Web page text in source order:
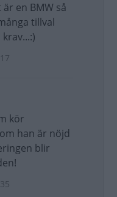
en BMW så
tillval
kör
han är nöjd
blir